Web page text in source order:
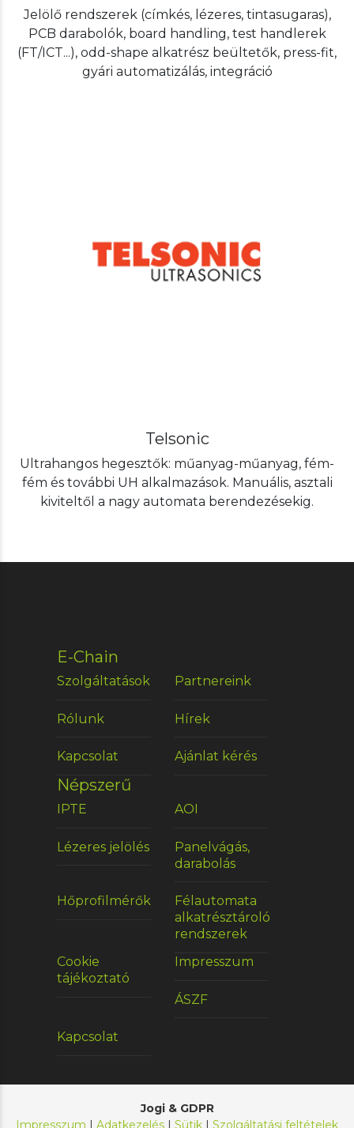
Jelölő rendszerek (címkés, lézeres, tintasugaras),
PCB darabolók, board handling, test handlerek
(FT/ICT...), odd-shape alkatrész beültetők, press-fit,
gyári automatizálás, integráció
Telsonic
Ultrahangos hegesztők: műanyag-műanyag, fém-
fém és további UH alkalmazások. Manuális, asztali
kiviteltől a nagy automata berendezésekig.
E-Chain
Szolgáltatások Partnereink
Rólunk Hírek
Kapcsolat Ajánlat kérés
Népszerű
IPTE AOI
Lézeres jelölés
Panelvágás,
darabolás
Hőprofilmérők
Félautomata
alkatrésztároló
rendszerek
Cookie
tájékoztató
Impresszum
ÁSZF
Kapcsolat
Jogi & GDPR
Impresszum | Adatkezelés | Sütik | Szolgáltatási feltételek